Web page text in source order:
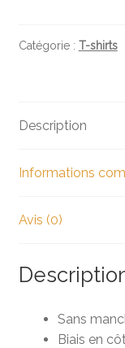
Débardeurs
Catégorie : T-shirts
Description
Informations
Avis (0)
​Sans
Biais en